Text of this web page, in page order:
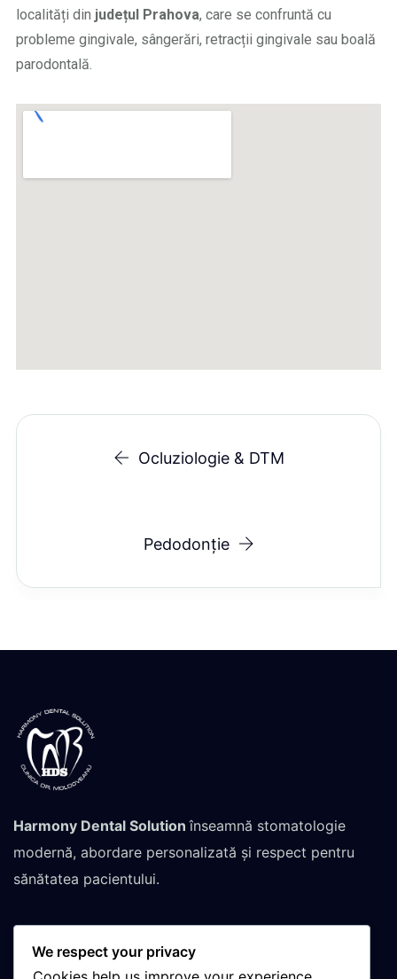
localități din județul Prahova, care se confruntă cu
probleme gingivale, sângerări, retracții gingivale sau boală
parodontală.
Ocluziologie & DTM
Pedodonție
Harmony Dental Solutionînseamnă stomatologie
modernă, abordare personalizată și respect pentru
sănătatea pacientului.
Contactează-ne pentru
We respect your privacy